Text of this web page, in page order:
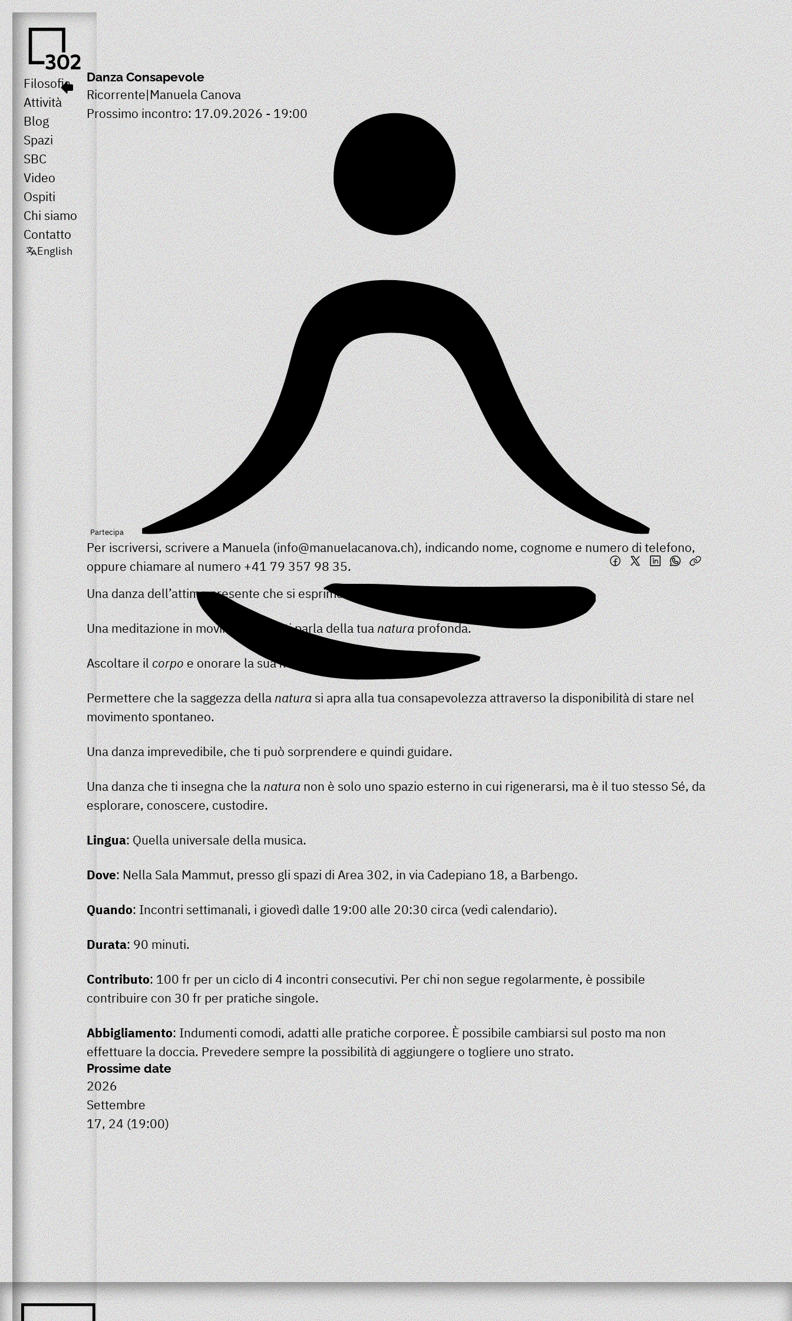
Filosofia
Attività
Blog
Spazi
SBC
Video
Ospiti
Chi siamo
Contatto
English
Danza Consapevole
Ricorrente|Manuela Canova
Prossimo incontro:17.09.2026 - 19:00
Partecipa
Per iscriversi, scrivere a Manuela (info@manuelacanova.ch), indicando nome, cognome e numero di telefono,
oppure chiamare al numero +41 79 357 98 35.
Una danza dell’attimo presente che si esprime spontaneamente attraverso il tuo
Una meditazione in movimento che ti parla della tuanaturaprofonda.
Ascoltare ilcorpoe onorare la suanatura
Permettere che la saggezza dellanaturasi apra alla tua consapevolezza attraverso la disponibilità di stare nel
movimento spontaneo.
Una danza imprevedibile, che ti può sorprendere e quindi guidare.
Una danza che ti insegna che lanaturanon è solo uno spazio esterno in cui rigenerarsi, ma è il tuo stesso Sé, da
esplorare, conoscere, custodire.
Lingua: Quella universale della musica.
Dove: Nella Sala Mammut, presso gli spazi diArea 302, in via Cadepiano 18, a Barbengo.
Quando: Incontri settimanali, i giovedì dalle 19:00 alle 20:30 circa (vedicalendario).
Durata: 90 minuti.
Contributo: 100 fr per un ciclo di 4 incontri consecutivi. Per chi non segue regolarmente, è possibile
contribuire con 30 fr per pratiche singole.
Abbigliamento: Indumenti comodi, adatti alle pratiche corporee. È possibile cambiarsi sul posto ma non
effettuare la doccia. Prevedere sempre la possibilità di aggiungere o togliere uno strato.
Prossime date
2026
Settembre
17, 24(19:00)